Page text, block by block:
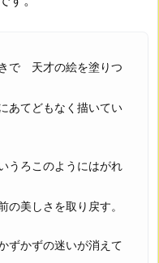
で 天才の絵を塗りつ
あてどもなく描いてい
ろこのようにはがれ
の美しさを取り戻す。
ずかずの迷いが消えて